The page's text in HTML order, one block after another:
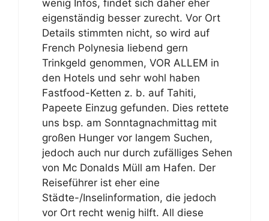
wenig Infos, findet sich daher eher
eigenständig besser zurecht. Vor Ort
Details stimmten nicht, so wird auf
French Polynesia liebend gern
Trinkgeld genommen, VOR ALLEM in
den Hotels und sehr wohl haben
Fastfood-Ketten z. b. auf Tahiti,
Papeete Einzug gefunden. Dies rettete
uns bsp. am Sonntagnachmittag mit
großen Hunger vor langem Suchen,
jedoch auch nur durch zufälliges Sehen
von Mc Donalds Müll am Hafen. Der
Reiseführer ist eher eine
Städte-/Inselinformation, die jedoch
vor Ort recht wenig hilft. All diese